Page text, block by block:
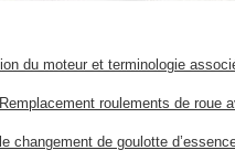
du moteur et terminologie
roulements de roue
changement de goulotte